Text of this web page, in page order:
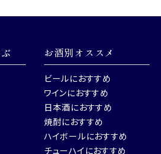
お酒別オススメ
ビールにおすすめ
ワインにおすすめ
日本酒におすすめ
焼酎におすすめ
ハイボールにおすすめ
チューハイにおすすめ